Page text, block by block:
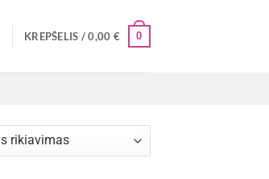
KREPŠELIS /0,00 € 0